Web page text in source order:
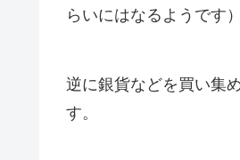
らいにはなるようです
逆に銀貨などを買い集
す。